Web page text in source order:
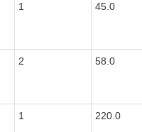
1 45.0
2 58.0
1 220.0